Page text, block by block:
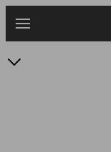
naar